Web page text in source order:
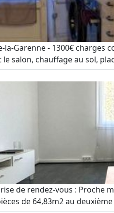
la-Garenne - 1300€ charges
salon, chauffage au sol,
de rendez-vous : Proche
de 64,83m2 au